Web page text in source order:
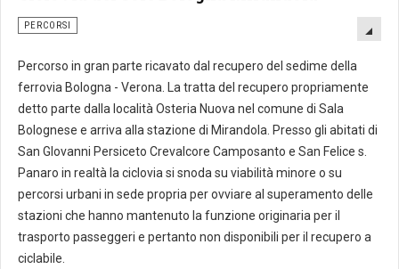
PERCORSI
Percorso in gran parte ricavato dal recupero del sedime della
ferrovia Bologna - Verona. La tratta del recupero propriamente
detto parte dalla località Osteria Nuova nel comune di Sala
Bolognese e arriva alla stazione di Mirandola. Presso gli abitati di
San GIovanni Persiceto Crevalcore Camposanto e San Felice s.
Panaro in realtà la ciclovia si snoda su viabilità minore o su
percorsi urbani in sede propria per ovviare al superamento delle
stazioni che hanno mantenuto la funzione originaria per il
trasporto passeggeri e pertanto non disponibili per il recupero a
ciclabile.